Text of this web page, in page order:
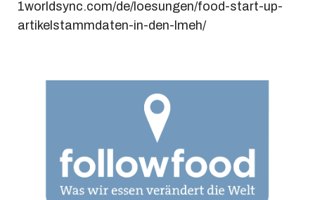
1worldsync.com/de/loesungen/food-start-up-
artikelstammdaten-in-den-lmeh/